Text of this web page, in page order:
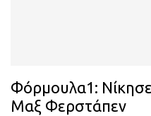
Φόρμουλα1:
Μαξ Φερστάπεν